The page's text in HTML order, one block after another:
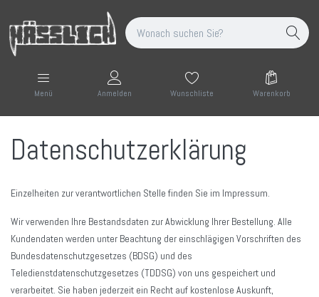
Menü Anmelden Wunschliste Warenkorb
Datenschutzerklärung
Einzelheiten zur verantwortlichen Stelle finden Sie im Impressum.
Wir verwenden Ihre Bestandsdaten zur Abwicklung Ihrer Bestellung. Alle
Kundendaten werden unter Beachtung der einschlägigen Vorschriften des
Bundesdatenschutzgesetzes (BDSG) und des
Teledienstdatenschutzgesetzes (TDDSG) von uns gespeichert und
verarbeitet. Sie haben jederzeit ein Recht auf kostenlose Auskunft,